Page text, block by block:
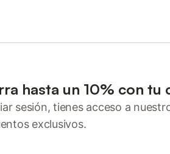
aire
la casa,
hasta un 10% con tu
sesión, tienes acceso a
exclusivos.